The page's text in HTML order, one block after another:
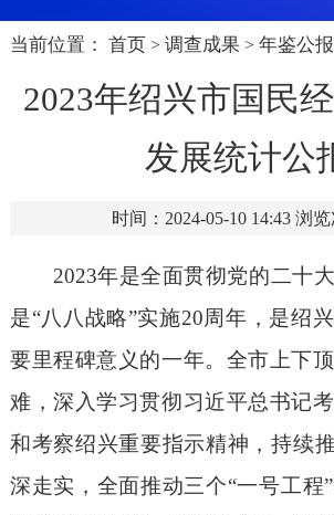
当前位置： 首页 > 调查成果 > 年鉴公报
2023年绍兴市国民
发展统计公
时间：2024-05-10 14:43 浏览
2023年是全面贯彻党的二十
是“八八战略”实施20周年，是绍
要里程碑意义的一年。全市上下
难，深入学习贯彻习近平总书记
和考察绍兴重要指示精神，持续
深走实，全面推动三个“一号工程